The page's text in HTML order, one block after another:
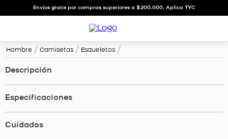
Envíos gratis por compras superiores a $200.000. Aplica TYC
Hombre Camisetas Esqueletos
Descripción
Especificaciones
Cuidados